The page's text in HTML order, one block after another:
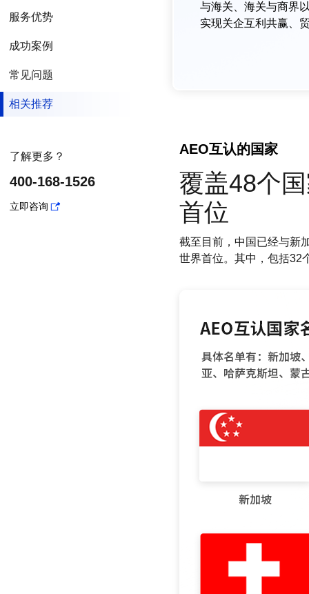
服务优势
成功案例
常见问题
相关推荐
了解更多？
400-168-1526
立即咨询
与海关、海关与商界
实现关企互利共赢、
AEO互认的国家
覆盖48个
首位
截至目前，中国已经与新
世界首位。其中，包括32